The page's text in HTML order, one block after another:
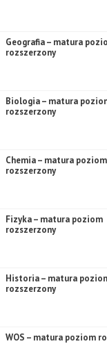
Geografia – matura
rozszerzony
Biologia – matura
rozszerzony
Chemia – matura poziom
rozszerzony
Fizyka – matura poziom
rozszerzony
Historia – matura
rozszerzony
WOS – matura poziom